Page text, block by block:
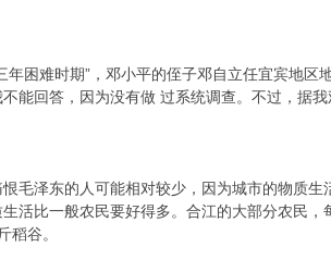
难时期”，邓小平的侄子邓自立任宜宾地区
能回答，因为没有做 过系统调查。不过，据
泽东的人可能相对较少，因为城市的物质生
活比一般农民要好得多。合江的大部分农民
稻谷。